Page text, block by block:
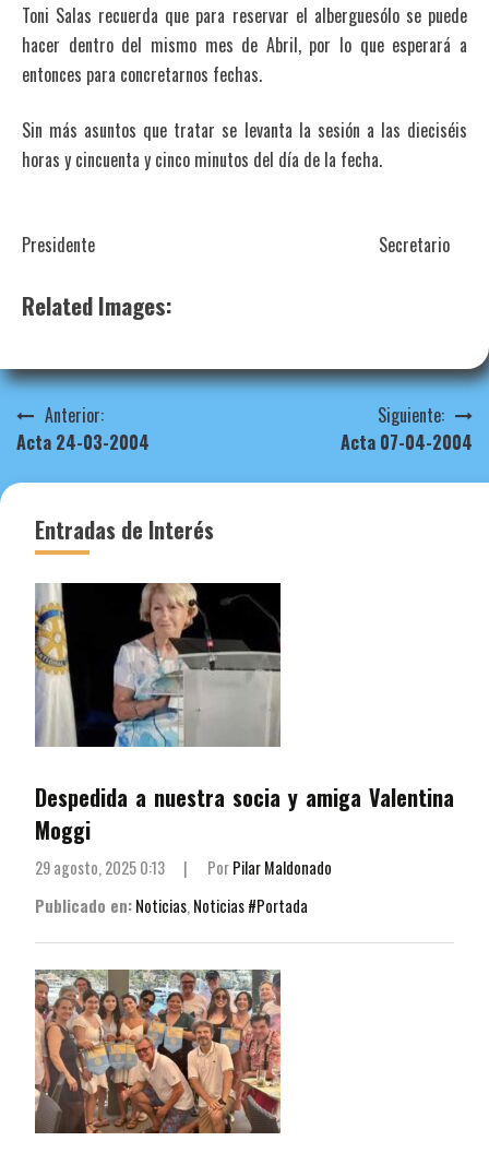
Toni Salas recuerda que para reservar el alberguesólo se puede
hacer dentro del mismo mes de Abril, por lo que esperará a
entonces para concretarnos fechas.
Sin más asuntos que tratar se levanta la sesión a las dieciséis
horas y cincuenta y cinco minutos del día de la fecha.
Presidente Secretario
Related Images:
Navegación
de
Anterior:
Acta 24-03-2004
Siguiente:
Acta 07-04-2004
Entradas de Interés
Despedida a nuestra socia y amiga Valentina
Moggi
29 agosto, 2025 0:13 | PorPilar Maldonado
Publicado en:Noticias, Noticias #Portada